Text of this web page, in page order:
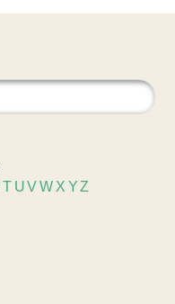
T UVW X YZ